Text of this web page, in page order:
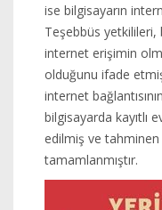
ise bilgisayarın
Teşebbüs yetkilileri,
internet erişimin
olduğunu ifade
internet
bilgisayarda kayıtlı
edilmiş ve tahminen
tamamlanmıştır.